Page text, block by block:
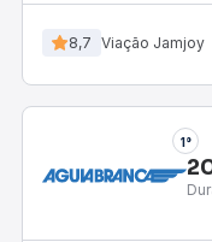
8,7 Viação Jamjoy
1°